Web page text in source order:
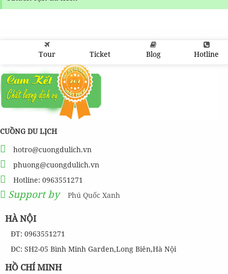
Tour Ticket Blog Hotline
CUỒNG DU LỊCH
hotro@cuongdulich.vn
phuong@cuongdulich.vn
Hotline: 0963551271
Support by Phú Quốc Xanh
HÀ NỘI
ĐT: 0963551271
ĐC: SH2-05 Bình Minh Garden,Long Biên,Hà Nội
HỒ CHÍ MINH